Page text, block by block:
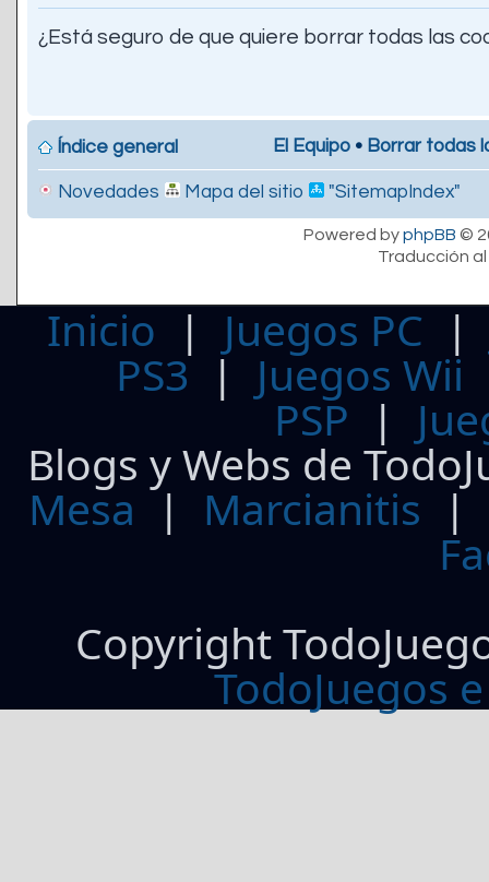
¿Está seguro de que quiere borrar todas las
Índice general El Equipo • Borrar todas
Novedades Mapa del sitio "SitemapIndex"
Powered byphpBB ©
Traducción
Inicio | Juegos PC
PS3| Juegos Wii
PSP |
Blogs y Webs de
Mesa | Marcianitis |
Copyright
TodoJuegos